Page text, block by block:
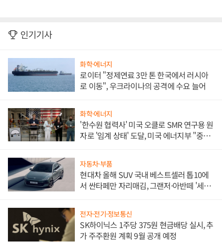
인기기사
화학·에너지
로이터 "정제연료 3만 톤 한국에서 러시아
로 이동", 우크라이나의 공격에 수요 늘어
화학·에너지
'한수원 협력사' 미국 오클로 SMR 연구용 원
자로 '임계 상태' 도달, 미국 에너지부 "중요
자동차·부품
현대차 올해 SUV 국내 베스트셀러 톱10에
서 싼타페만 자리매김, 그랜저·아반떼 '세단
전자·전기·정보통신
SK하이닉스 1주당 375원 현금배당 실시, 추
가 주주환원 계획 9월 공개 예정